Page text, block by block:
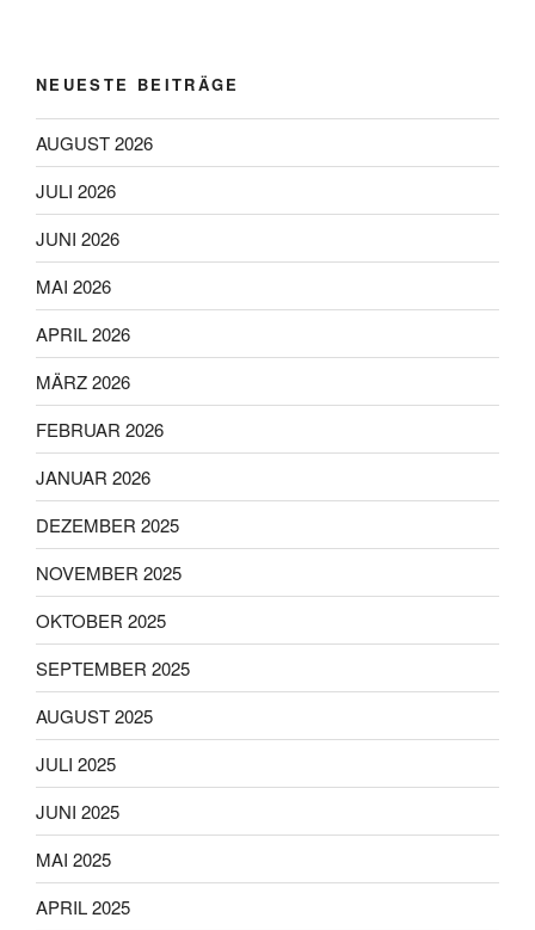
NEUESTE BEITRÄGE
AUGUST 2026
JULI 2026
JUNI 2026
MAI 2026
APRIL 2026
MÄRZ 2026
FEBRUAR 2026
JANUAR 2026
DEZEMBER 2025
NOVEMBER 2025
OKTOBER 2025
SEPTEMBER 2025
AUGUST 2025
JULI 2025
JUNI 2025
MAI 2025
APRIL 2025